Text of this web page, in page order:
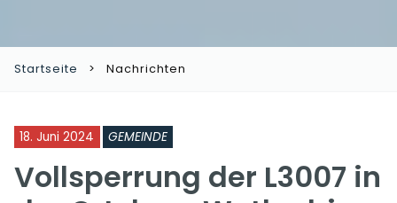
Startseite Nachrichten
18. Juni 2024 GEMEINDE
Vollsperrung der L3007 in